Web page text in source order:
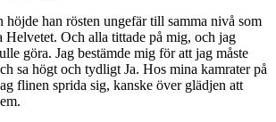
höjde han rösten ungefär till samma nivå som
Helvetet. Och alla tittade på mig, och jag
göra. Jag bestämde mig för att jag måste
sa högt och tydligt Ja. Hos mina kamrater på
flinen sprida sig, kanske över glädjen att